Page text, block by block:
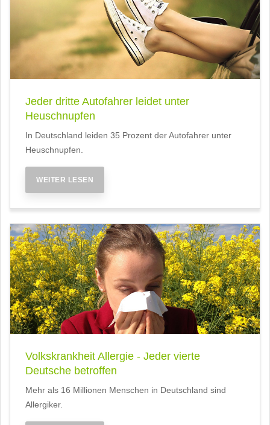
Jeder dritte Autofahrer leidet unter
Heuschnupfen
In Deutschland leiden 35 Prozent der Autofahrer unter
Heuschnupfen.
WEITER LESEN
Volkskrankheit Allergie - Jeder vierte
Deutsche betroffen
Mehr als 16 Millionen Menschen in Deutschland sind
Allergiker.